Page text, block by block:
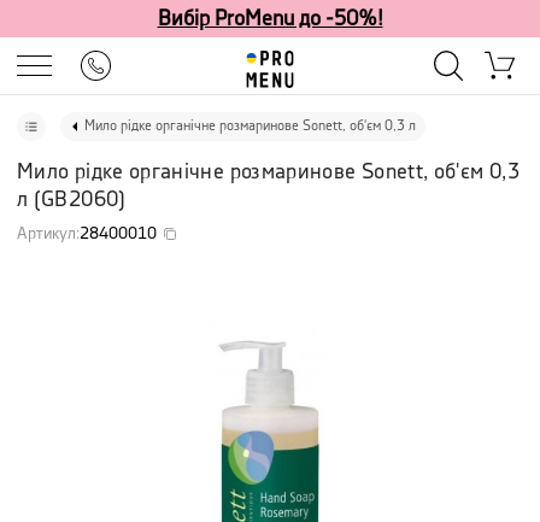
Вибір ProMenu до -50%!
Мило рідке органічне розмаринове Sonett, об'єм 0,3 л
Мило рідке органічне розмаринове Sonett, об'єм 0,3
л (GB2060)
Артикул:28400010